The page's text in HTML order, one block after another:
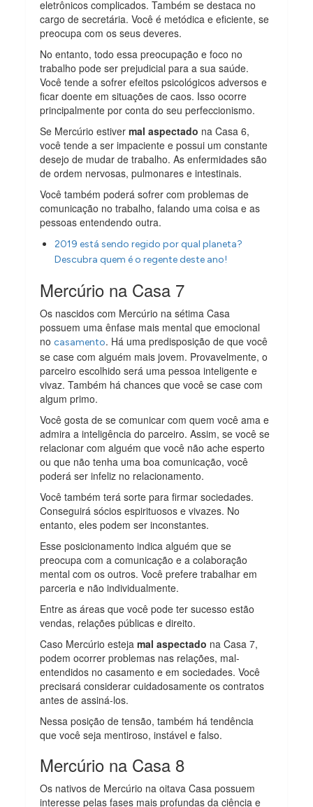
eletrônicos complicados. Também se destaca no
cargo de secretária. Você é metódica e eficiente, se
preocupa com os seus deveres.
No entanto, todo essa preocupação e foco no
trabalho pode ser prejudicial para a sua saúde.
Você tende a sofrer efeitos psicológicos adversos e
ficar doente em situações de caos. Isso ocorre
principalmente por conta do seu perfeccionismo.
Se Mercúrio estivermal aspectado na Casa 6,
você tende a ser impaciente e possui um constante
desejo de mudar de trabalho. As enfermidades são
de ordem nervosas, pulmonares e intestinais.
Você também poderá sofrer com problemas de
comunicação no trabalho, falando uma coisa e as
pessoas entendendo outra.
2019 está sendo regido por qual planeta?
Descubra quem é o regente deste ano!
Mercúrio na Casa 7
Os nascidos com Mercúrio na sétima Casa
possuem uma ênfase mais mental que emocional
nocasamento. Há uma predisposição de que você
se case com alguém mais jovem. Provavelmente, o
parceiro escolhido será uma pessoa inteligente e
vivaz. Também há chances que você se case com
algum primo.
Você gosta de se comunicar com quem você ama e
admira a inteligência do parceiro. Assim, se você se
relacionar com alguém que você não ache esperto
ou que não tenha uma boa comunicação, você
poderá ser infeliz no relacionamento.
Você também terá sorte para firmar sociedades.
Conseguirá sócios espirituosos e vivazes. No
entanto, eles podem ser inconstantes.
Esse posicionamento indica alguém que se
preocupa com a comunicação e a colaboração
mental com os outros. Você prefere trabalhar em
parceria e não individualmente.
Entre as áreas que você pode ter sucesso estão
vendas, relações públicas e direito.
Caso Mercúrio estejamal aspectado na Casa 7,
podem ocorrer problemas nas relações, mal-
entendidos no casamento e em sociedades. Você
precisará considerar cuidadosamente os contratos
antes de assiná-los.
Nessa posição de tensão, também há tendência
que você seja mentiroso, instável e falso.
Mercúrio na Casa 8
Os nativos de Mercúrio na oitava Casa possuem
interesse pelas fases mais profundas da ciência e